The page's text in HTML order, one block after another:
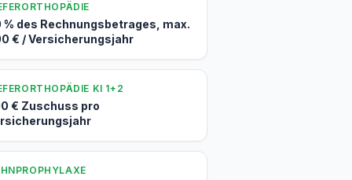
% des Rechnungsbetrages, max.
€ / Versicherungsjahr
KI 1+2
€ Zuschuss pro